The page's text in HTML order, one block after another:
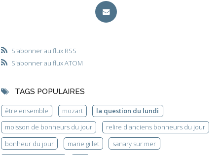
S'abonner au flux RSS
S'abonner au flux ATOM
TAGS POPULAIRES
être ensemble mozart
la question du lundi
moisson de bonheurs du jour
relire d'anciens bonheurs du jour
bonheur du jour
marie gillet
sanary sur mer